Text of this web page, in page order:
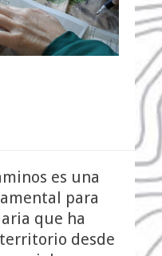
es una
para
que ha
desde